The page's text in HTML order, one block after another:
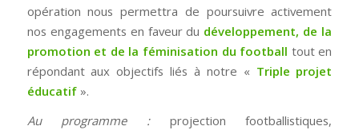
opération nous permettra de poursuivre activement
nos engagements en faveur du développement, de la
promotion et de la féminisation du football tout en
répondant aux objectifs liés à notre « Triple projet
éducatif».
Au programme :projection footballistiques,